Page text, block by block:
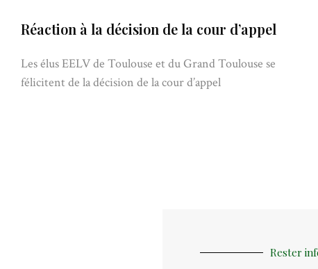
Réaction à la décision de la cour d’appel
Les élus EELV de Toulouse et du Grand Toulouse se
félicitent de la décision de la cour d’appel
Rester